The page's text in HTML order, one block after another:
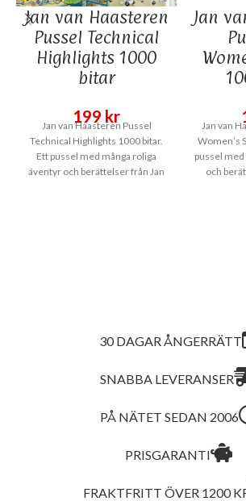
Jan van Haasteren
Pussel Technical
Highlights 1000
bitar
199 kr
Jan van Haasteren Pussel
Technical Highlights 1000 bitar.
Ett pussel med många roliga
äventyr och berättelser från Jan
Jan
Jan van
Women’s
pussel
och
30 DAGAR ÅNGERRÄTT
SNABBA LEVERANSER
PÅ NÄTET SEDAN 2006
PRISGARANTI
FRAKTFRITT ÖVER 1200